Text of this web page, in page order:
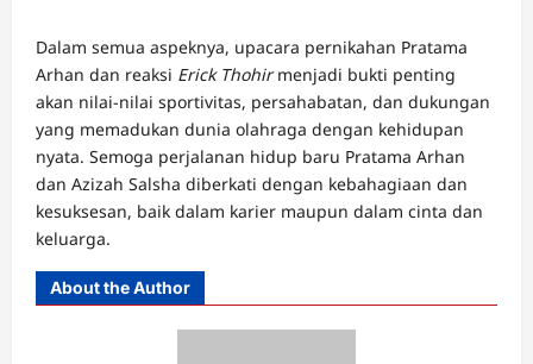
Dalam semua aspeknya, upacara pernikahan Pratama
Arhan dan reaksi Erick Thohirmenjadi bukti penting
akan nilai-nilai sportivitas, persahabatan, dan dukungan
yang memadukan dunia olahraga dengan kehidupan
nyata. Semoga perjalanan hidup baru Pratama Arhan
dan Azizah Salsha diberkati dengan kebahagiaan dan
kesuksesan, baik dalam karier maupun dalam cinta dan
keluarga.
About the Author